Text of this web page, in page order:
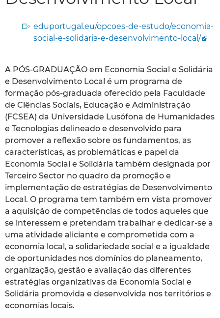
eduportugal.eu/opcoes-de-estudo/economia-
social-e-solidaria-e-desenvolvimento-local/
A PÓS-GRADUAÇÃO em Economia Social e Solidária
e Desenvolvimento Local é um programa de
formação pós-graduada oferecido pela Faculdade
de Ciências Sociais, Educação e Administração
(FCSEA) da Universidade Lusófona de Humanidades
e Tecnologias delineado e desenvolvido para
promover a reflexão sobre os fundamentos, as
características, as problemáticas e papel da
Economia Social e Solidária também designada por
Terceiro Sector no quadro da promoção e
implementação de estratégias de Desenvolvimento
Local. O programa tem também em vista promover
a aquisição de competências de todos aqueles que
se interessem e pretendam trabalhar e dedicar-se a
uma atividade aliciante e comprometida com a
economia local, a solidariedade social e a igualdade
de oportunidades nos domínios do planeamento,
organização, gestão e avaliação das diferentes
estratégias organizativas da Economia Social e
Solidária promovida e desenvolvida nos territórios e
economias locais.